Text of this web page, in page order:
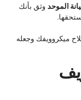
الموحد وثق بأنك
ميكروويفك وجعله